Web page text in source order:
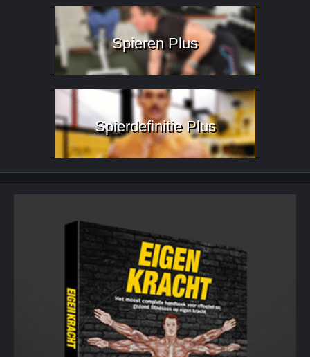
Spieren Plus
Spierdefinitie Plus